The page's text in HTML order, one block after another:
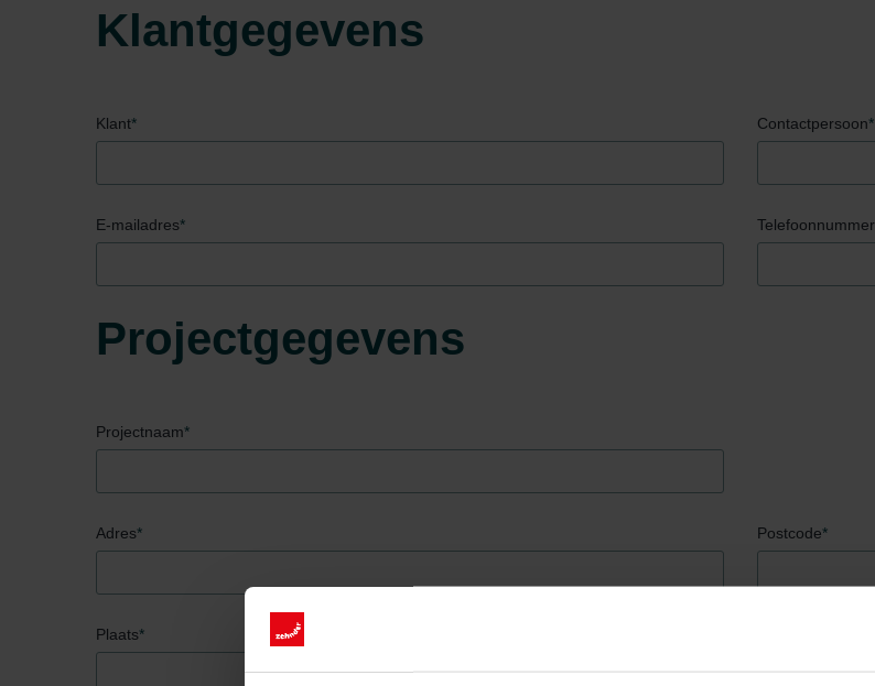
Klantgegevens
Klant* Contactpersoon*
E-mailadres* Telefoonnummer
Projectgegevens
Projectnaam*
Adres* Postcode*
Plaats*